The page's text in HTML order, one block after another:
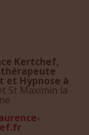
Kertchef,
et Hypnose à
St Maximin la